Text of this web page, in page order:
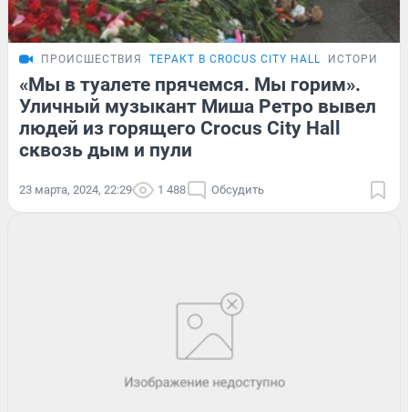
ПРОИСШЕСТВИЯ ТЕРАКТ В CROCUS CITY HALL ИСТОРИИ
«Мы в туалете прячемся. Мы горим».
Уличный музыкант Миша Ретро вывел
людей из горящего Crocus City Hall
сквозь дым и пули
23 марта, 2024, 22:29 1 488 Обсудить